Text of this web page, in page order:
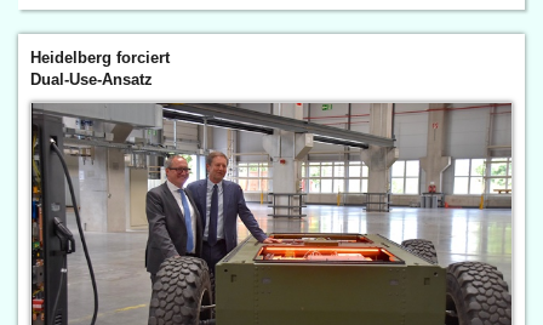
Heidelberg forciert
Dual-Use-Ansatz